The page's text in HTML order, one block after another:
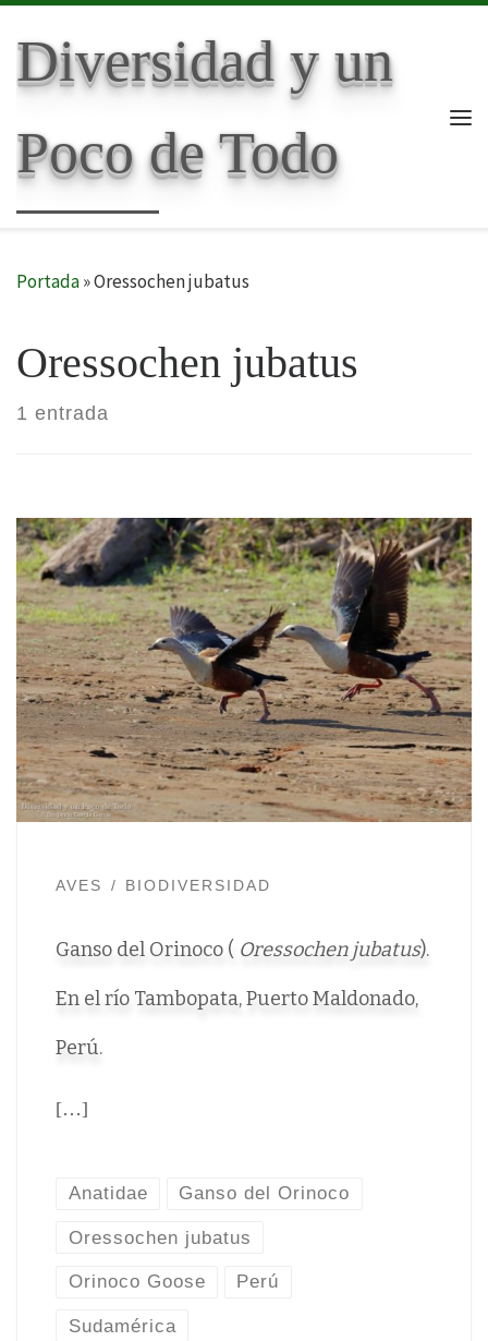
Diversidad y un
Poco de Todo
Portada»Oressochen jubatus
Oressochen jubatus
1 entrada
AVES BIODIVERSIDAD
Ganso del Orinoco ( Oressochen jubatus).
En el río Tambopata, Puerto Maldonado,
Perú.
[…]
Anatidae Ganso del Orinoco
Oressochen jubatus
Orinoco Goose Perú
Sudamérica